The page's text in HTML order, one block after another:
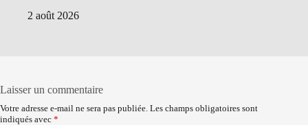
2 août 2026
Laisser un commentaire
Votre adresse e-mail ne sera pas publiée. Les champs obligatoires sont
indiqués avec *